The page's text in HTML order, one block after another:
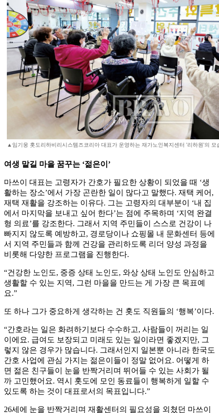
▲임기웅 홋도리하비리시스템즈코리아 대표가 운영하는 재가노인복지센터 '리하원'의 모
여생 맡길 마을 꿈꾸는 ‘젊은이’
마쓰이 대표는 고령자가 간호가 필요한 상황이 되었을 때 ‘생
활하는 장소’에서 가장 곤란한 일이 많다고 말했다. 재택 케어,
재택 재활을 강조하는 이유다. 그는 고령자의 대부분이 ‘내 집
에서 마지막을 보내고 싶어 한다’는 점에 주목하며 ‘지역 완결
형 의료’를 강조한다. 그래서 지역 주민들이 스스로 건강이 나
빠지지 않도록 예방하고, 경로당이나 쇼핑몰 내 문화센터 등에
서 지역 주민들과 함께 건강을 관리하도록 리더 양성 과정을
비롯해 다양한 프로그램을 진행한다.
“건강한 노인도, 중증 상태 노인도, 와상 상태 노인도 안심하고
생활할 수 있는 지역, 그런 마을을 만드는 게 가장 큰 목표예
요.”
또 하나 그가 중요하게 생각하는 건 홋도 직원들의 ‘행복’이다.
“간호라는 일은 화려하기보다 수수하고, 사람들이 꺼리는 일
이에요. 급여도 보장되고 미래도 있는 일이라면 좋겠지만, 그
렇지 않은 경우가 많습니다. 그래서인지 일본뿐 아니라 한국도
간호 사업에 관심 가지는 젊은이들이 정말 없어요. 어떻게 하
면 젊은 친구들이 눈을 반짝거리며 뛰어들 수 있는 사회가 될
까 고민했어요. 역시 홋도에 모인 동료들이 행복하게 일할 수
있도록 하는 것이 대표로서의 목표입니다.”
26세에 눈을 반짝거리며 재활센터의 필요성을 외쳤던 마쓰이